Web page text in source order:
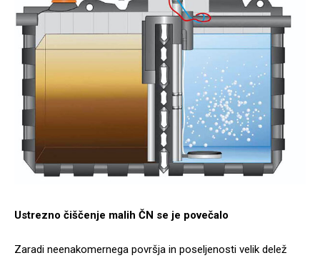
Ustrezno čiščenje malih ČN se je povečalo
Zaradi neenakomernega površja in poseljenosti velik delež